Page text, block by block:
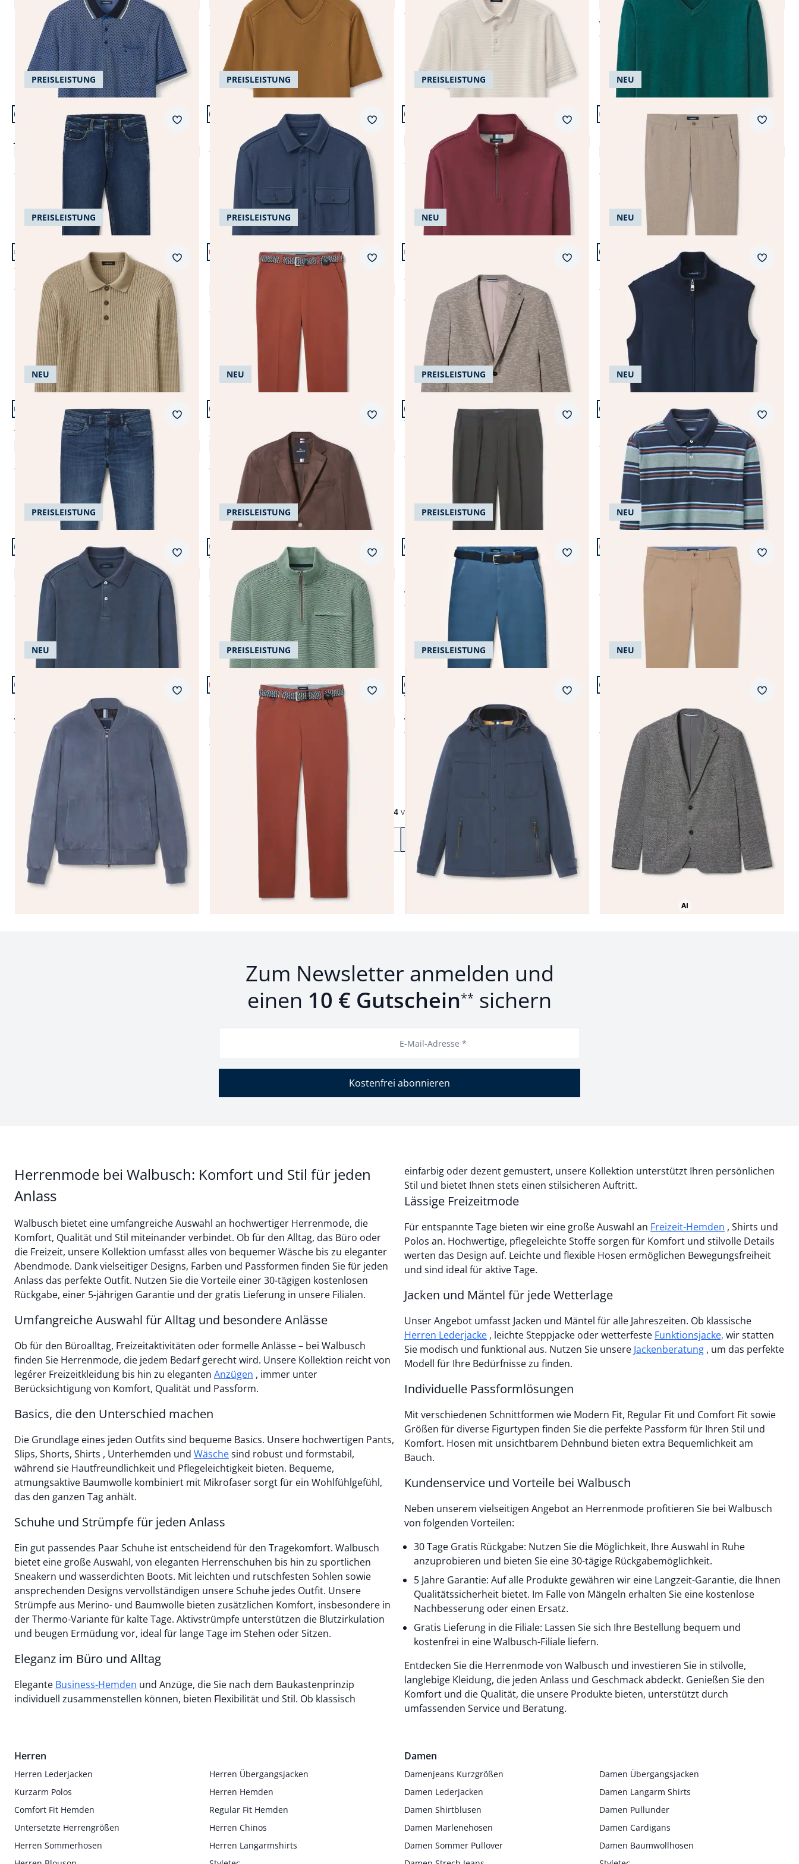
4,7 (11)
Einzelpreis€ 59,99
4,6 (50)
ab € 29,99
ab
€ 69,99
4,6 (108)
ab € 79,99
ab € 79,95
Artikel 5 von 24.
Passform Regular Fit.
PREISLEISTUNG
Regular Fit
Jogger-Jeans Superstretch
ab
Merkzettel
Artikel 6 von 24.
PREISLEISTUNG
Overshirt mit Struktur
ab
€ 79,99
Merkzettel
Artikel 7 von 24.
PREISLEISTUNG
Essential Troyer
4,8 (4)
ab € 69,99
Merkzettel
Artikel 8 von 24.
Passform Modern Fit.
NEU
Modern Fit
Macht-Alles-Mit Hose 2.0
ab
Artikel 9 von 24.
PREISLEISTUNG
Strickpolo aus Baumwolle
ab
€ 79,99
Merkzettel
Artikel 10 von 24.
Passform Regular Fit.
PREISLEISTUNG
+9
Regular Fit
Extraglatt-Stretchbund-Chino
ab € 119,99
Merkzettel
Artikel 11 von 24.
Passform Regular Fit.
NEU
Regular Fit
Struktur Sakko aus Jersey-Melange
ab
€ 189,99
Merkzettel
Artikel 12 von 24.
NEU
Milano Weste mit Baumwolle
ab
€ 79,99
Artikel 13 von 24.
Passform Modern Fit.
NEU
Modern Fit
T400 Sportjeans 2.0
4,8 (32)
ab € 109,99
Merkzettel
Artikel 14 von 24.
Passform Regular Fit.
NEU
Regular Fit
Sakko aus Microvelours
4,3 (3)
ab € 169,99
Merkzettel
Artikel 15 von 24.
Passform Comfort Fit.
PREISLEISTUNG
Comfort Fit
Bügelfreie Hose mit Bundfalte
ab
Merkzettel
Artikel 16 von 24.
NEU
Extraglatt-Polo Thermoleicht
ab
€ 59,99
Artikel 17 von 24.
PREISLEISTUNG
Langarmpolo aus weicher Baumwolle
5,0 (2)
ab € 69,99
Merkzettel
Artikel 18 von 24.
PREISLEISTUNG
Troyer mit Struktur
4,0 (1)
ab € 79,99
Merkzettel
Artikel 19 von 24.
Passform Regular Fit.
PREISLEISTUNG
Regular Fit
Chino inklusive Gürtel
ab € 119,99
ab € 109,99
Merkzettel
Artikel 20 von 24.
Passform Modern Fit.
NEU
+4
Modern Fit
Elastische Chino aus Baumwolle
ab
Artikel 21 von 24.
NEU
Blouson aus Ziegenvelours
ab € 329,99
ab € 299,99
Merkzettel
Artikel 22 von 24.
Passform Regular Fit.
PREISLEISTUNG
Regular Fit
Extraglatt-Stretchbund Five Pocket
ab
Merkzettel
Artikel 23 von 24.
PREISLEISTUNG
Wasserdichte Funktionsjacke
ab € 229,99
ab € 169,99 (-26%)
Merkzettel
Artikel 24 von 24.
Passform Regular Fit.
NEU
Regular Fit
Pfeffer und Salz Jersey Sakko
ab
€ 189,99
Seite 1 geladen. Zeige Produkte 1 bis 24 von 497. 24 von 497
zu Seite 2
AI
Zum Newsletter anmelden und
einen 10 € Gutschein** sichern
E-Mail-Adresse *
Kostenfrei abonnieren
Herrenmode bei Walbusch: Komfort und Stil für jeden
Anlass
Walbusch bietet eine umfangreiche Auswahl an hochwertiger Herrenmode, die
Komfort, Qualität und Stil miteinander verbindet. Ob für den Alltag, das Büro oder
die Freizeit, unsere Kollektion umfasst alles von bequemer Wäsche bis zu eleganter
Abendmode. Dank vielseitiger Designs, Farben und Passformen finden Sie für jeden
Anlass das perfekte Outfit. Nutzen Sie die Vorteile einer 30-tägigen kostenlosen
Rückgabe, einer 5-jährigen Garantie und der gratis Lieferung in unsere Filialen.
Umfangreiche Auswahl für Alltag und besondere Anlässe
Ob für den Büroalltag, Freizeitaktivitäten oder formelle Anlässe – bei Walbusch
finden Sie Herrenmode, die jedem Bedarf gerecht wird. Unsere Kollektion reicht von
legérer Freizeitkleidung bis hin zu eleganten Anzügen , immer unter
Berücksichtigung von Komfort, Qualität und Passform.
Basics, die den Unterschied machen
Die Grundlage eines jeden Outfits sind bequeme Basics. Unsere hochwertigen Pants,
Slips, Shorts, Shirts , Unterhemden und Wäsche
während sie Hautfreundlichkeit und Pflegeleichtigkeit bieten. Bequeme,
atmungsaktive Baumwolle kombiniert mit Mikrofaser sorgt für ein Wohlfühlgefühl,
das den ganzen Tag anhält.
Schuhe und Strümpfe für jeden Anlass
Ein gut passendes Paar Schuhe ist entscheidend für den Tragekomfort. Walbusch
bietet eine große Auswahl, von eleganten Herrenschuhen bis hin zu sportlichen
Sneakern und wasserdichten Boots. Mit leichten und rutschfesten Sohlen sowie
ansprechenden Designs vervollständigen unsere Schuhe jedes Outfit. Unsere
Strümpfe aus Merino- und Baumwolle bieten zusätzlichen Komfort, insbesondere in
der Thermo-Variante für kalte Tage. Aktivstrümpfe unterstützen die Blutzirkulation
und beugen Ermüdung vor, ideal für lange Tage im Stehen oder Sitzen.
Eleganz im Büro und Alltag
Elegante Business-Hemden
individuell zusammenstellen können, bieten Flexibilität und Stil. Ob klassisch
einfarbig oder dezent gemustert, unsere Kollektion unterstützt Ihren persönlichen
Stil und bietet Ihnen stets einen stilsicheren Auftritt.
Lässige Freizeitmode
Für entspannte Tage bieten wir eine große Auswahl an Freizeit-Hemden , Shirts und
Polos an. Hochwertige, pflegeleichte Stoffe sorgen für Komfort und stilvolle Details
werten das Design auf. Leichte und flexible Hosen ermöglichen Bewegungsfreiheit
und sind ideal für aktive Tage.
Jacken und Mäntel für jede Wetterlage
Unser Angebot umfasst Jacken und Mäntel für alle Jahreszeiten. Ob klassische
Herren Lederjacke , leichte Steppjacke oder wetterfeste Funktionsjacke,
Sie modisch und funktional aus. Nutzen Sie unsere Jackenberatung , um das perfekte
Modell für Ihre Bedürfnisse zu finden.
Individuelle Passformlösungen
Mit verschiedenen Schnittformen wie Modern Fit, Regular Fit und Comfort Fit sowie
Größen für diverse Figurtypen finden Sie die perfekte Passform für Ihren Stil und
Komfort. Hosen mit unsichtbarem Dehnbund bieten extra Bequemlichkeit am
Bauch.
Kundenservice und Vorteile bei Walbusch
Neben unserem vielseitigen Angebot an Herrenmode profitieren Sie bei Walbusch
von folgenden Vorteilen:
30 Tage Gratis Rückgabe: Nutzen Sie die Möglichkeit, Ihre Auswahl in Ruhe
anzuprobieren und bieten Sie eine 30-tägige Rückgabemöglichkeit.
5 Jahre Garantie: Auf alle Produkte gewähren wir eine Langzeit-Garantie, die Ihnen
Qualitätssicherheit bietet. Im Falle von Mängeln erhalten Sie eine kostenlose
Nachbesserung oder einen Ersatz.
Gratis Lieferung in die Filiale: Lassen Sie sich Ihre Bestellung bequem und
kostenfrei in eine Walbusch-Filiale liefern.
Entdecken Sie die Herrenmode von Walbusch und investieren Sie in stilvolle,
langlebige Kleidung, die jeden Anlass und Geschmack abdeckt. Genießen Sie den
Komfort und die Qualität, die unsere Produkte bieten, unterstützt durch
umfassenden Service und Beratung.
Herren
Herren Lederjacken
Herren Übergangsjacken
Kurzarm Polos
Herren Hemden
Comfort Fit Hemden
Regular Fit Hemden
Untersetzte Herrengrößen
Herren Chinos
Herren Sommerhosen
Herren Langarmshirts
Damen
Damenjeans Kurzgrößen
Damen Übergangsjacken
Damen Lederjacken
Damen Langarm Shirts
Damen Shirtblusen
Damen Pullunder
Damen Marlenehosen
Damen Cardigans
Damen Sommer Pullover
Damen Baumwollhosen